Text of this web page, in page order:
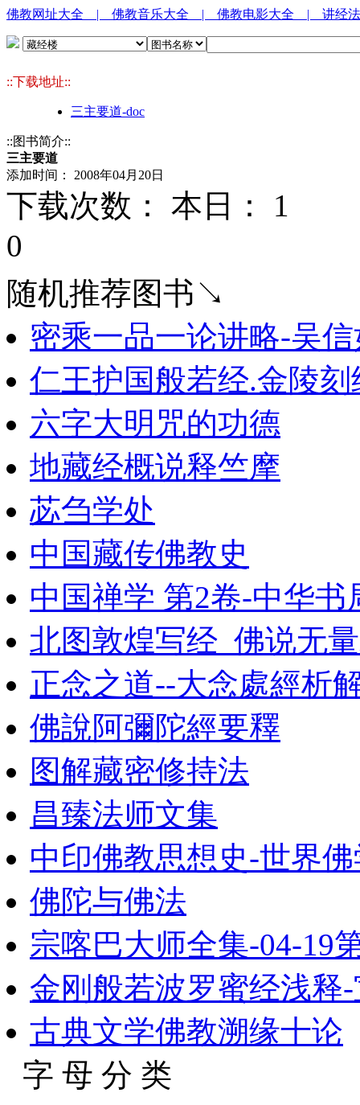
佛教网址大全 | 佛教音乐大全 | 佛教电影大全 | 讲经
::下载地址::
三主要道-doc
::图书简介::
三主要道
添加时间： 2008年04月20日
下载次数： 本日： 1
0
随机推荐图书↘
密乘一品一论讲略-吴
仁王护国般若经.金陵
六字大明咒的功德
地藏经概说释竺摩
苾刍学处
中国藏传佛教史
中国禅学 第2卷-中华书
北图敦煌写经_佛说无
正念之道--大念處經析
佛說阿彌陀經要釋
图解藏密修持法
昌臻法师文集
中印佛教思想史-世界
佛陀与佛法
宗喀巴大师全集-04-19
金刚般若波罗蜜经浅释
古典文学佛教溯缘十论
字 母 分 类